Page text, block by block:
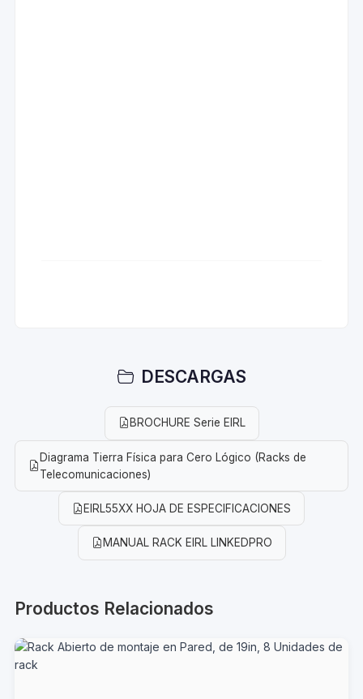
DESCARGAS
BROCHURE Serie EIRL
Diagrama Tierra Física para Cero Lógico (Racks de
Telecomunicaciones)
EIRL55XX HOJA DE ESPECIFICACIONES
MANUAL RACK EIRL LINKEDPRO
Productos Relacionados